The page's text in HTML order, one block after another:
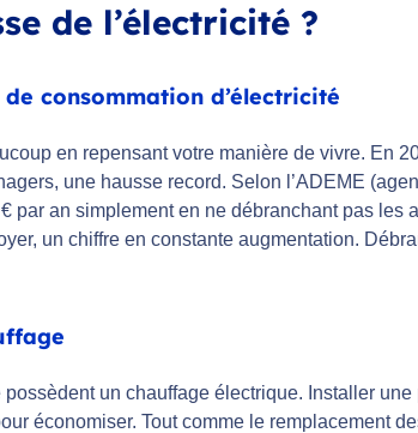
de l’électricité ?
consommation d’électricité
en repensant votre manière de vivre. En
une hausse record. Selon l’ADEME
par an simplement en ne débranchant pas
un chiffre en constante augmentation.
un chauffage électrique. Installer
économiser. Tout comme le remplacement